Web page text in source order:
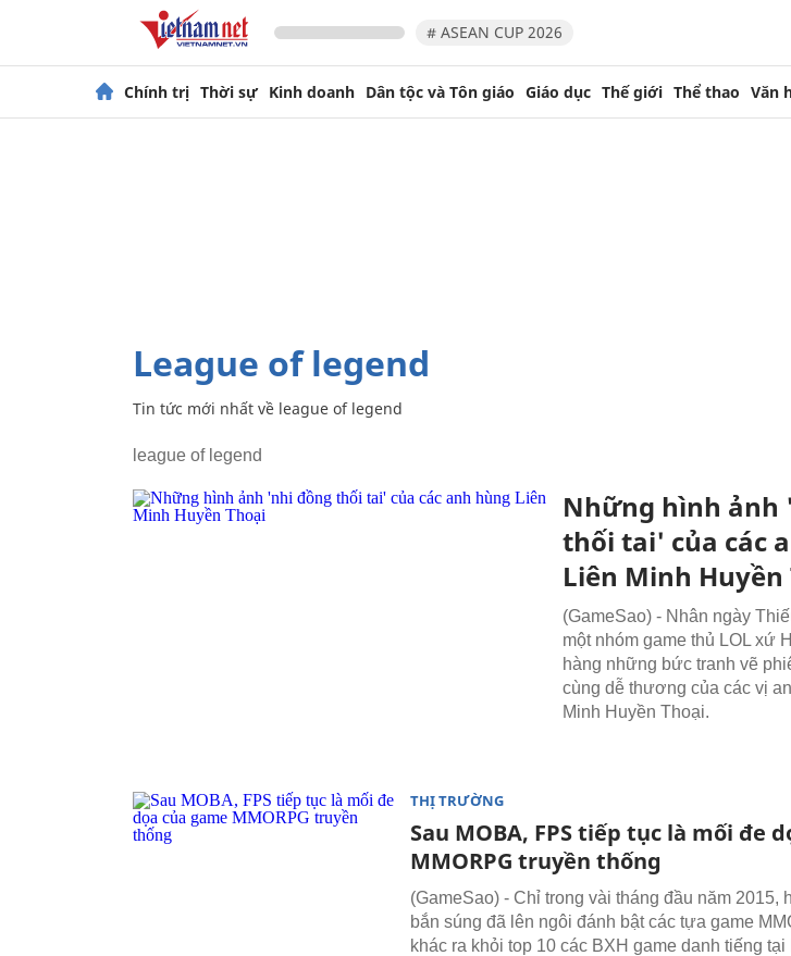
# ASEAN CUP 2026
Chính trị Thời sự Kinh doanh Dân tộc và Tôn giáo Giáo dục Thế giới Thể thao Văn
league of legend
Tin tức mới nhất về league of legend
league of legend
Những hình ảnh
thối tai' của các
Liên Minh Huyền
(GameSao) - Nhân ngày
một nhóm game thủ LOL xứ
hàng những bức tranh vẽ
cùng dễ thương của các vị
Minh Huyền Thoại.
THỊ TRƯỜNG
Sau MOBA, FPS tiếp tục là mối đe
MMORPG truyền thống
(GameSao) - Chỉ trong vài tháng đầu năm 2015,
bắn súng đã lên ngôi đánh bật các tựa game
khác ra khỏi top 10 các BXH game danh tiếng tại